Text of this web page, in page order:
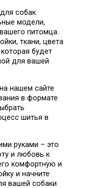
собак
модели,
питомца.
ткани, цвета
будет
для вашей
нашем сайте
в формате
шитья в
руками – это
и любовь к
комфортную и
и начните
вашей собаки